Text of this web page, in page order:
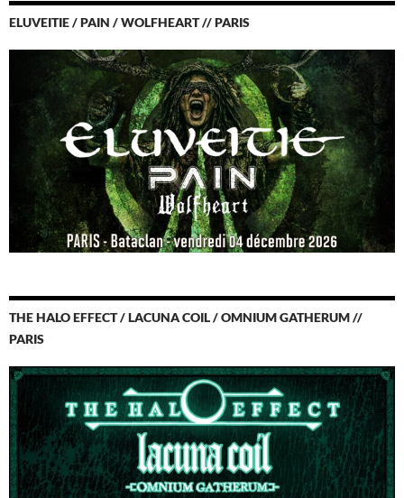
ELUVEITIE / PAIN / WOLFHEART // PARIS
THE HALO EFFECT / LACUNA COIL / OMNIUM GATHERUM //
PARIS